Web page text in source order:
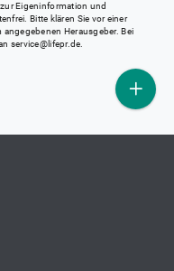
Eigeninformation und
Bitte klären Sie vor einer
Herausgeber. Bei
service@lifepr.de